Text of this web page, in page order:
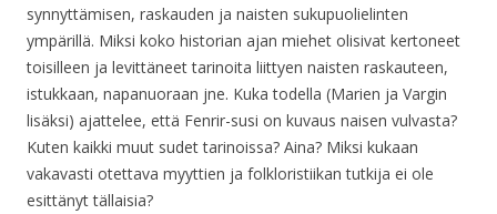
synnyttämisen, raskauden ja naisten sukupuolielinten
ympärillä. Miksi koko historian ajan miehet olisivat kertoneet
toisilleen ja levittäneet tarinoita liittyen naisten raskauteen,
istukkaan, napanuoraan jne. Kuka todella (Marien ja Vargin
lisäksi) ajattelee, että Fenrir-susi on kuvaus naisen vulvasta?
Kuten kaikki muut sudet tarinoissa? Aina? Miksi kukaan
vakavasti otettava myyttien ja folkloristiikan tutkija ei ole
esittänyt tällaisia?